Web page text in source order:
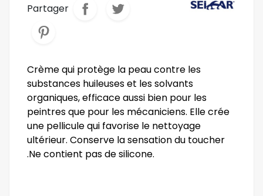
Partager
Crème qui protège la peau contre les
substances huileuses et les solvants
organiques, efficace aussi bien pour les
peintres que pour les mécaniciens. Elle crée
une pellicule qui favorise le nettoyage
ultérieur. Conserve la sensation du toucher
.Ne contient pas de silicone.